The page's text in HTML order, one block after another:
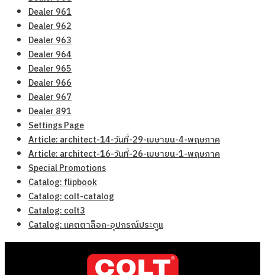
Dealer 961
Dealer 962
Dealer 963
Dealer 964
Dealer 965
Dealer 966
Dealer 967
Dealer 891
Settings Page
Article: architect-14-วันที่-29-เมษายน-4-พฤษภาค
Article: architect-16-วันที่-26-เมษายน-1-พฤษภาค
Special Promotions
Catalog: flipbook
Catalog: colt-catalog
Catalog: colt3
Catalog: แคตตาล็อก-อุปกรณ์ประตูแ